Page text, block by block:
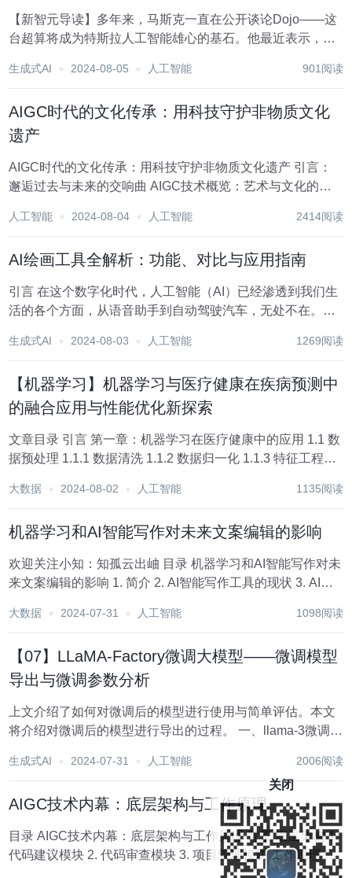
【新智元导读】多年来，马斯克一直在公开谈论Dojo——这
台超算将成为特斯拉人工智能雄心的基石。他最近表示，随
Dojo。 为了训出最强Grok3，xAI耗时19天，打造了由10万
生成式AI 2024-08-05 人工智能 901阅读
AIGC时代的文化传承：用科技守护非物质文化
遗产
AIGC时代的文化传承：用科技守护非物质文化遗产 引言：
邂逅过去与未来的交响曲 AIGC技术概览：艺术与文化的智
绘师：重现古老技艺 口述历史的守护者 语言复兴计划：AI与
人工智能 2024-08-04 人工智能 2414阅读
AI绘画工具全解析：功能、对比与应用指南
引言 在这个数字化时代，人工智能（AI）已经渗透到我们生
活的各个方面，从语音助手到自动驾驶汽车，无处不在。而
一项令人兴奋的技术创新，正在改变我们创作和欣赏艺术的
生成式AI 2024-08-03 人工智能 1269阅读
【机器学习】机器学习与医疗健康在疾病预测中
的融合应用与性能优化新探索
文章目录 引言 第一章：机器学习在医疗健康中的应用 1.1 数
据预处理 1.1.1 数据清洗 1.1.2 数据归一化 1.1.3 特征工程
1.2...
大数据 2024-08-02 人工智能 1135阅读
机器学习和AI智能写作对未来文案编辑的影响
欢迎关注小知：知孤云出岫 目录 机器学习和AI智能写作对未
来文案编辑的影响 1. 简介 2. AI智能写作工具的现状 3. AI智
性化 4. AI智能写作的挑战...
大数据 2024-07-31 人工智能 1098阅读
【07】LLaMA-Factory微调大模型——微调模型
导出与微调参数分析
上文介绍了如何对微调后的模型进行使用与简单评估。本文
将介绍对微调后的模型进行导出的过程。 一、llama-3微调后
webui页面 conda activate GLM cd LLaMA-F...
生成式AI 2024-07-31 人工智能 2006阅读
AIGC技术内幕：底层架构与工作原理
目录 AIGC技术内幕：底层架构与工作原理 背景 底层架构 1.
代码建议模块 2. 代码审查模块 3. 项目管理模块 工作原理 结
关闭